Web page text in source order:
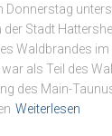
Donnerstag
der Stadt
Waldbrandes
war als Teil des
des Main-
Weiterlesen